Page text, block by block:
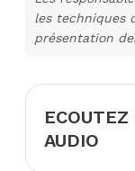
les techniques
présentation
AUDIO